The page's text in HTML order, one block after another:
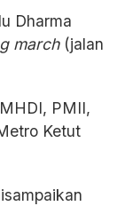
Dharma
march(jalan
PMII,
Ketut